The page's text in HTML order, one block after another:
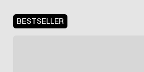
BESTSELLER